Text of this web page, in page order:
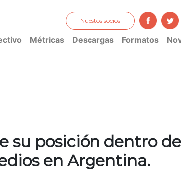
Nuestos socios
Métricas Descargas Formatos
su posición dentro
en Argentina.